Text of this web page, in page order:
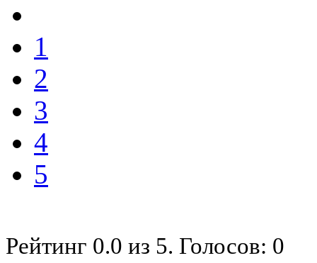
1
2
3
4
5
Рейтинг 0.0 из 5. Голосов: 0